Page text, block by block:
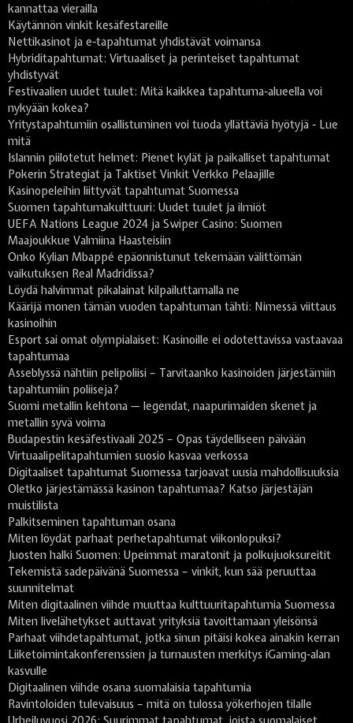
kannattaa vierailla
Käytännön vinkit kesäfestareille
Nettikasinot ja e-tapahtumat yhdistävät voimansa
Hybriditapahtumat: Virtuaaliset ja perinteiset tapahtumat
yhdistyvät
Festivaalien uudet tuulet: Mitä kaikkea tapahtuma-alueella voi
nykyään kokea?
Yritystapahtumiin osallistuminen voi tuoda yllättäviä hyötyjä - Lue
mitä
Islannin piilotetut helmet: Pienet kylät ja paikalliset tapahtumat
Pokerin Strategiat ja Taktiset Vinkit Verkko Pelaajille
Kasinopeleihin liittyvät tapahtumat Suomessa
Suomen tapahtumakulttuuri: Uudet tuulet ja ilmiöt
UEFA Nations League 2024 ja Swiper Casino: Suomen
Maajoukkue Valmiina Haasteisiin
Onko Kylian Mbappé epäonnistunut tekemään välittömän
vaikutuksen Real Madridissa?
Löydä halvimmat pikalainat kilpailuttamalla ne
Käärijä monen tämän vuoden tapahtuman tähti: Nimessä viittaus
kasinoihin
Esport sai omat olympialaiset: Kasinoille ei odotettavissa vastaavaa
tapahtumaa
Asseblyssä nähtiin pelipoliisi – Tarvitaanko kasinoiden järjestämiin
tapahtumiin poliiseja?
Suomi metallin kehtona — legendat, naapurimaiden skenet ja
metallin syvä voima
Budapestin kesäfestivaali 2025 – Opas täydelliseen päivään
Virtuaalipelitapahtumien suosio kasvaa verkossa
Digitaaliset tapahtumat Suomessa tarjoavat uusia mahdollisuuksia
Oletko järjestämässä kasinon tapahtumaa? Katso järjestäjän
muistilista
Palkitseminen tapahtuman osana
Miten löydät parhaat perhetapahtumat viikonlopuksi?
Juosten halki Suomen: Upeimmat maratonit ja polkujuoksureitit
Tekemistä sadepäivänä Suomessa – vinkit, kun sää peruuttaa
suunnitelmat
Miten digitaalinen viihde muuttaa kulttuuritapahtumia Suomessa
Miten livelähetykset auttavat yrityksiä tavoittamaan yleisönsä
Parhaat viihdetapahtumat, jotka sinun pitäisi kokea ainakin kerran
Liiketoimintakonferenssien ja turnausten merkitys iGaming-alan
kasvulle
Digitaalinen viihde osana suomalaisia tapahtumia
Ravintoloiden tulevaisuus – mitä on tulossa yökerhojen tilalle